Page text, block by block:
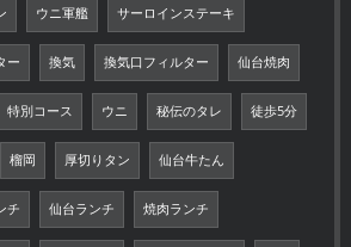
ウニ軍艦 サーロインステーキ
ー 換気 換気口フィルター 仙台焼肉
特別コース ウニ 秘伝のタレ 徒歩5分
榴岡 厚切りタン 仙台牛たん
チ 仙台ランチ 焼肉ランチ